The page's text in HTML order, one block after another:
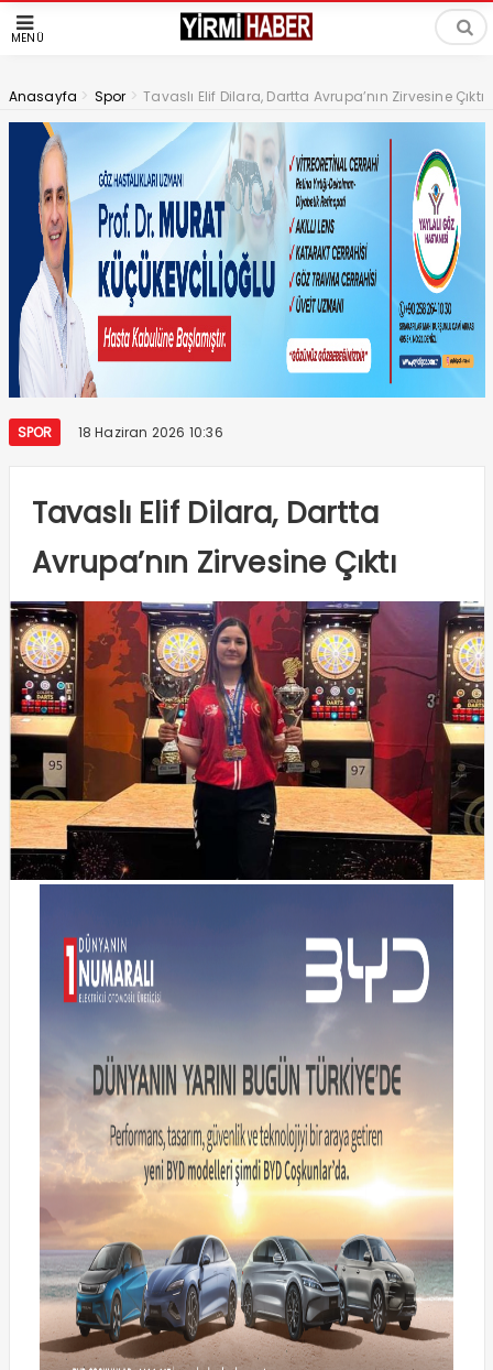
MENÜ
Anasayfa > Spor >Tavaslı Elif Dilara, Dartta Avrupa’nın Zirvesine Çıktı
SPOR 18 Haziran 2026 10:36
Tavaslı Elif Dilara, Dartta
Avrupa’nın Zirvesine Çıktı